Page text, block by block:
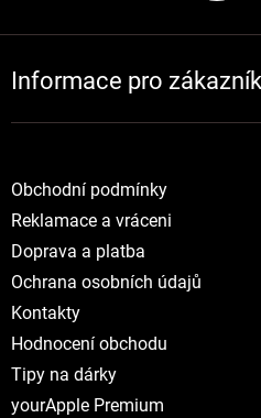
Informace pro
Obchodní podmínky
Reklamace a vráceni
Doprava a platba
Ochrana osobních údajů
Kontakty
Hodnocení obchodu
Tipy na dárky
yourApple Premium